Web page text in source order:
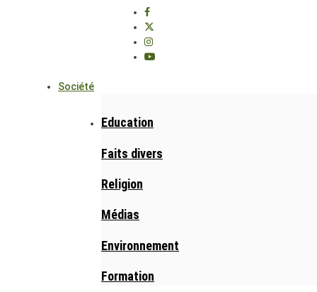
Société
Education
Faits divers
Religion
Médias
Environnement
Formation